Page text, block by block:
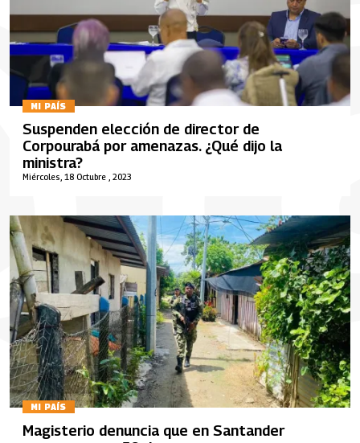
MI PAÍS
Miércoles, 18 Octubre , 2023
Suspenden elección de director de
Corpourabá por amenazas. ¿Qué dijo la
ministra?
MI PAÍS
Magisterio denuncia que en Santander